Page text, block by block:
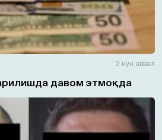
2 кун аввал
давом этмоқда